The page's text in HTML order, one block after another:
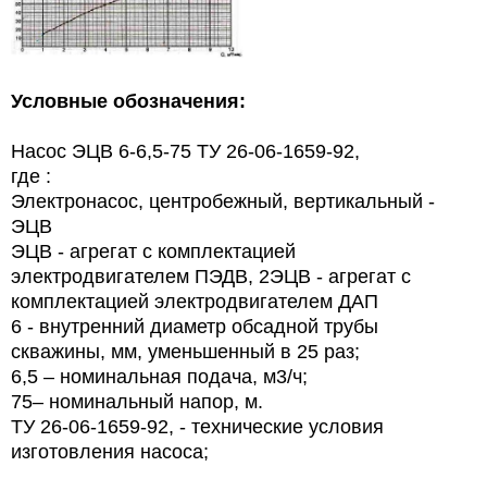
Условные обозначения:
Насос ЭЦВ 6-6,5-75 ТУ 26-06-1659-92,
где :
Электронасос, центробежный, вертикальный -
ЭЦВ
ЭЦВ - агрегат с комплектацией
электродвигателем ПЭДВ, 2ЭЦВ - агрегат с
комплектацией электродвигателем ДАП
6 - внутренний диаметр обсадной трубы
скважины, мм, уменьшенный в 25 раз;
6,5 – номинальная подача, м3/ч;
75– номинальный напор, м.
ТУ 26-06-1659-92, - технические условия
изготовления насоса;